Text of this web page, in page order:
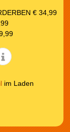
€ 34,99
im Laden